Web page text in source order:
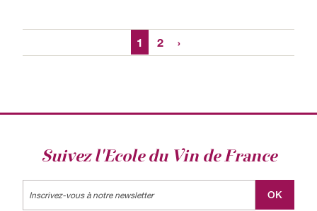
1 2 ›
Suivez l'Ecole du Vin de France
OK